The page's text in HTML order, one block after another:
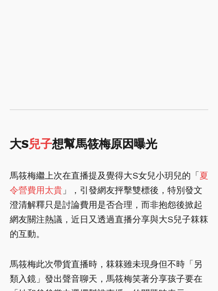
大S兒子想幫馬筱梅原因曝光
馬筱梅繼上次在直播提及覺得大S女兒小玥兒的「 夏
令營費用太貴 」，引發網友抨擊雙標後，特別發文
澄清解釋只是討論費用是否合理，而非抱怨後掀起
網友關注熱議，近日又透過直播分享與大S兒子箖箖
的互動。
馬筱梅此次帶貨直播時，箖箖雖未現身但不時「另
類入鏡」發出聲音聊天，馬筱梅笑著分享孩子要在